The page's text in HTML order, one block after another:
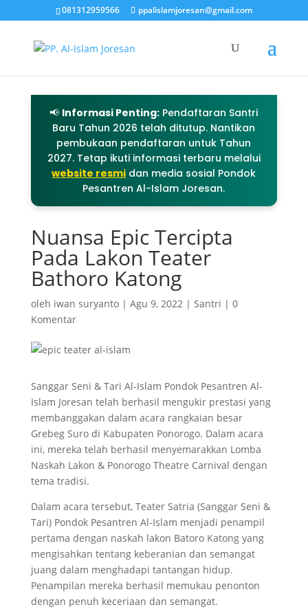
081312959566 ppalislamjoresan@gmail.com
📢 Informasi Penting: Pendaftaran Santri
Baru Tahun 2026 telah ditutup. Nantikan
pembukaan pendaftaran untuk Tahun
2027. Tetap ikuti informasi terbaru melalui
website resmi dan media sosial Pondok
Pesantren Al-Islam Joresan.
Nuansa Epic Tercipta
Pada Lakon Teater
Bathoro Katong
oleh iwan suryanto| Agu 9, 2022| Santri | 0
Komentar
Sanggar Seni & Tari Al-Islam Pondok Pesantren Al-
Islam Joresan telah berhasil mengukir prestasi yang
membanggakan dalam acara rangkaian besar
Grebeg Suro di Kabupaten Ponorogo. Dalam acara
ini, mereka telah berhasil menyemarakkan Lomba
Naskah Lakon & Ponorogo Theatre Carnival dengan
tema tradisi.
Dalam acara tersebut, Teater Satria (Sanggar Seni &
Tari) Pondok Pesantren Al-Islam menjadi penampil
pertama dengan naskah lakon Batoro Katong yang
mengisahkan tentang keberanian dan semangat
juang dalam menghadapi tantangan hidup.
Penampilan mereka berhasil memukau penonton
dengan penuh keceriaan dan semangat.